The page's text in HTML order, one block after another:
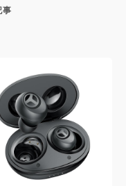
事